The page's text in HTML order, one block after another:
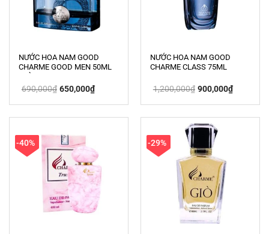
NƯỚC HOA NAM GOOD
CHARME GOOD MEN 50ML
690,000₫ Giá
gốc
650,000₫Giá
hiện
650,000₫.
NƯỚC HOA NAM GOOD
CHARME CLASS 75ML
1,200,000₫ Giá
gốc
900,000₫Giá
hiện
-40% -29%